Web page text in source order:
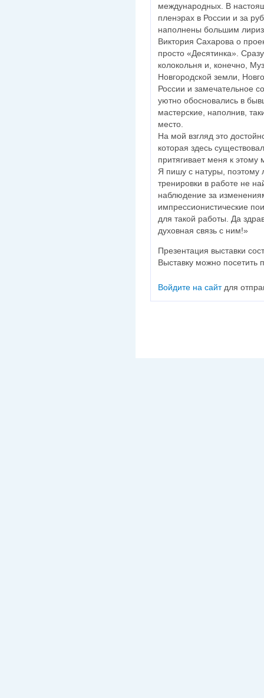
международных. В
пленэрах в России и за
наполнены большим
Виктория Сахарова о
просто «Десятинка».
колокольня и, конечно,
Новгородской земли,
России и замечательное
уютно обосновались в
мастерские, наполнив,
место.
На мой взгляд это
которая здесь
притягивает меня к этому
Я пишу с натуры, поэтому
тренировки в работе не
наблюдение за
импрессионистические
для такой работы. Да
духовная связь с ним!»
Презентация выставки
Выставку можно посетить
Войдите на сайтдля